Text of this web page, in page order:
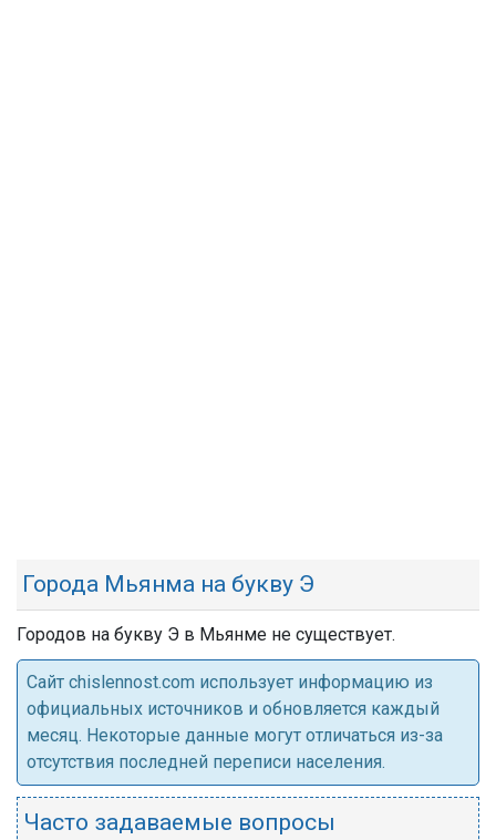
Города Мьянма на букву Э
Городов на букву Э в Мьянме не существует.
Cайт chislennost.com использует информацию из
официальных источников и обновляется каждый
месяц. Некоторые данные могут отличаться из-за
отсутствия последней переписи населения.
Часто задаваемые вопросы